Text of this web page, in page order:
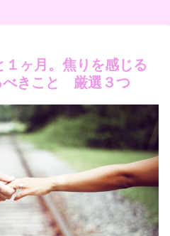
ヶ月。焦りを感じる
べきこと 厳選３つ